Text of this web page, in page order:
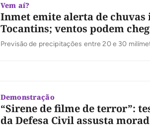
Vem aí?
Inmet emite alerta de
Tocantins; ventos podem
Previsão de precipitações entre 20 e 30
Demonstração
“Sirene de filme de terror”:
da Defesa Civil assusta